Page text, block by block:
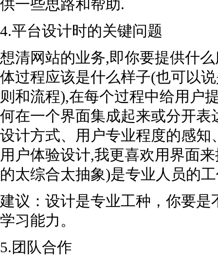
供一些思路和帮助.
4.平台设计时的关键问题
想清网站的业务,即你要提供什
体过程应该是什么样子(也可以
则和流程),在每个过程中给用户
何在一个界面集成起来或分开
设计方式、用户专业程度的感
用户体验设计,我更喜欢用界面
的太综合太抽象)是专业人员的
建议：设计是专业工种，你要
学习能力。
5.团队合作